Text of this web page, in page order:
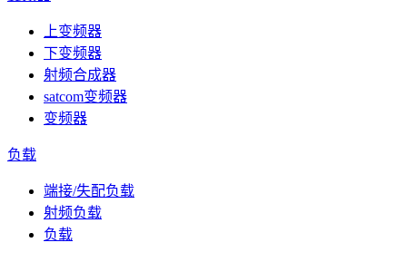
上变频器
下变频器
射频合成器
satcom变频器
变频器
负载
端接/失配负载
射频负载
负载